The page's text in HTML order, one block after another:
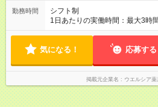
勤務時間
シフト制
1日あたりの実働時間：最大3時
日3.25時間の勤務 ☆週1～2日
気になる！ 応募する
掲載元企業名 ウエルシア